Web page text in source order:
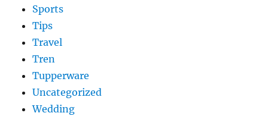
Sports
Tips
Travel
Tren
Tupperware
Uncategorized
Wedding